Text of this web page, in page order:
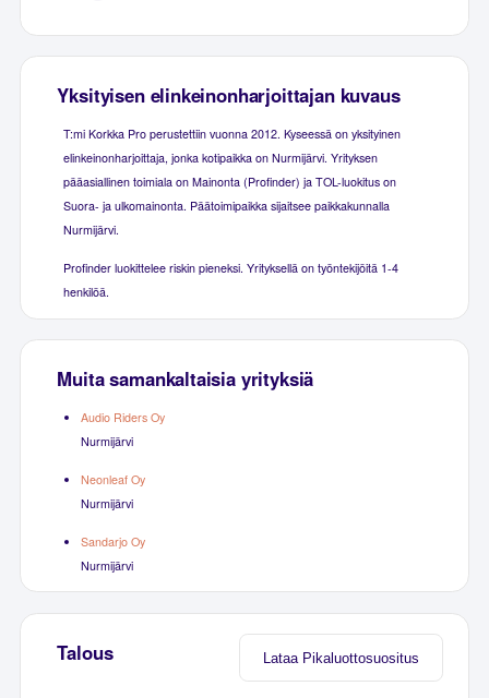
Yksityisen elinkeinonharjoittajan kuvaus
T:mi Korkka Pro perustettiin vuonna 2012. Kyseessä on yksityinen
elinkeinonharjoittaja, jonka kotipaikka on Nurmijärvi. Yrityksen
pääasiallinen toimiala on Mainonta (Profinder) ja TOL-luokitus on
Suora- ja ulkomainonta. Päätoimipaikka sijaitsee paikkakunnalla
Nurmijärvi.
Profinder luokittelee riskin pieneksi. Yrityksellä on työntekijöitä 1-4
henkilöä.
Muita samankaltaisia yrityksiä
Audio Riders Oy
Nurmijärvi
Neonleaf Oy
Nurmijärvi
Sandarjo Oy
Nurmijärvi
Lataa Pikaluottosuositus
Talous